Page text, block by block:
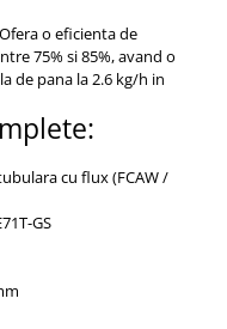
Ofera o eficienta de
75% si 85%, avand o
de pana la 2.6 kg/h in
cu flux (FCAW /
GS